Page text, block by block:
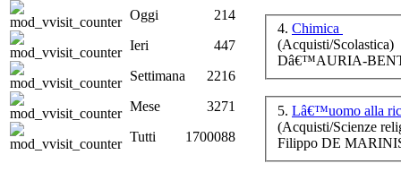
Oggi
214
Ieri
447
Settimana
2216
Mese
3271
Tutti
1700088
4. Chimica
(Acquisti/Scolastica)
Dâ€™AURIA-
5. Lâ€™uomo alla
(Acquisti/Scienze
Filippo DE